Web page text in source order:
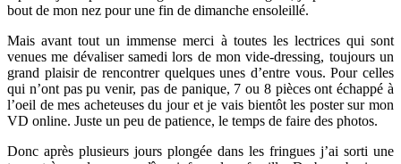
bout de mon nez pour une fin de dimanche ensoleillé.
Mais avant tout un immense merci à toutes les lectrices qui sont
venues me dévaliser samedi lors de mon vide-dressing, toujours un
grand plaisir de rencontrer quelques unes d’entre vous. Pour celles
qui n’ont pas pu venir, pas de panique, 7 ou 8 pièces ont échappé à
l’oeil de mes acheteuses du jour et je vais bientôt les poster sur mon
VD online. Juste un peu de patience, le temps de faire des photos.
Donc après plusieurs jours plongée dans les fringues j’ai sorti une